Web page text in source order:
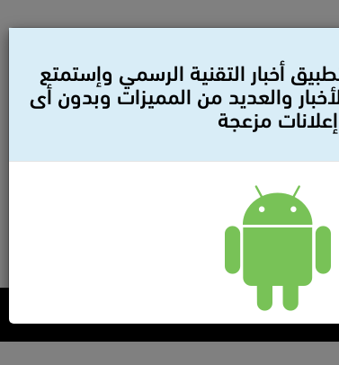
سيارات مراجعات
أخبار التقنية الرسمي وإستمتع
والعديد من المميزات وبدون أى
إعلانات مزعجة